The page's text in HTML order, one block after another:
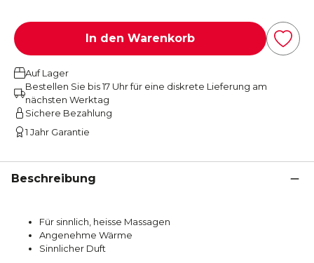
In den Warenkorb
Auf Lager
Bestellen Sie bis 17 Uhr für eine diskrete Lieferung am
nächsten Werktag
Sichere Bezahlung
1 Jahr Garantie
Beschreibung
Für sinnlich, heisse Massagen
Angenehme Wärme
Sinnlicher Duft